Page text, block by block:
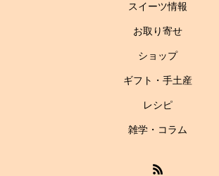
スイーツ情報
お取り寄せ
ショップ
ギフト・手土産
レシピ
雑学・コラム